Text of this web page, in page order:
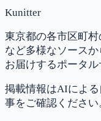
Kunitter
東京都の各市区町
など多様なソース
お届けするポータル
掲載情報はAIによ
事をご確認ください